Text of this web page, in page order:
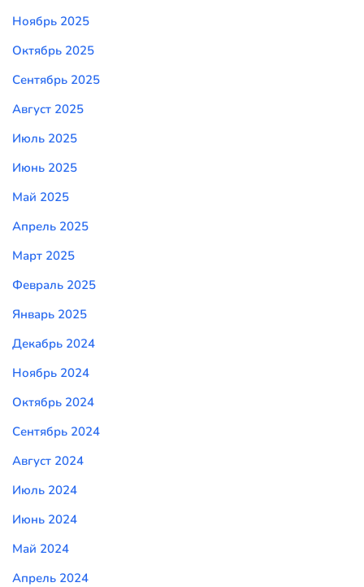
Ноябрь 2025
Октябрь 2025
Сентябрь 2025
Август 2025
Июль 2025
Июнь 2025
Май 2025
Апрель 2025
Март 2025
Февраль 2025
Январь 2025
Декабрь 2024
Ноябрь 2024
Октябрь 2024
Сентябрь 2024
Август 2024
Июль 2024
Июнь 2024
Май 2024
Апрель 2024